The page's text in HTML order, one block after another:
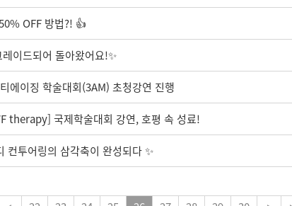
OFF 방법?! 👍
이드되어 돌아왔어요!✨
에이징 학술대회(3AM) 초청강연 진행
therapy] 국제학술대회 강연, 호평 속 성료!
투어링의 삼각축이 완성되다 ✨